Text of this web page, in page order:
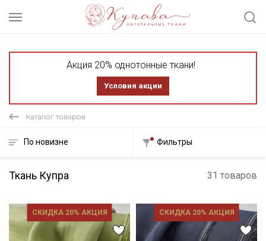
Акция 20% однотонные ткани!
Условия акции
Каталог товаров
По новизне Фильтры
Ткань Купра 31 товаров
СКИДКА 20% АКЦИЯ СКИДКА 20% АКЦИЯ